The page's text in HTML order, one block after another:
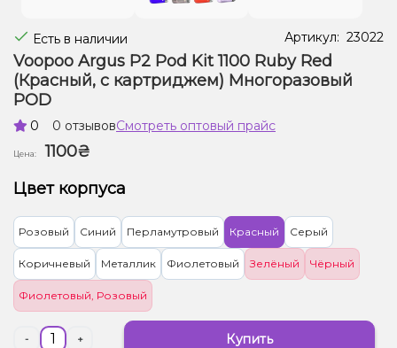
Есть в наличии Артикул: 23022
Voopoo Argus P2 Pod Kit 1100 Ruby Red
(Красный, с картриджем) Многоразовый
POD
0 0 отзывовСмотреть оптовый прайс
Цена:
1100₴
Цвет корпуса
Розовый Синий Перламутровый Красный Серый
Коричневый Металлик Фиолетовый Зелёный Чёрный
Фиолетовый, Розовый
- + Купить